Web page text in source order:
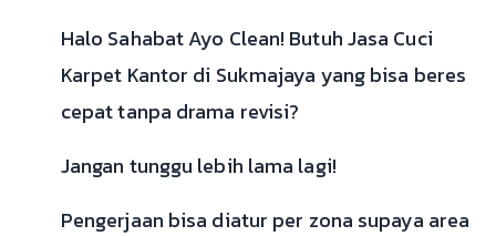
Halo Sahabat Ayo Clean! Butuh Jasa Cuci
Karpet Kantor di Sukmajaya yang bisa beres
cepat tanpa drama revisi?
Jangan tunggu lebih lama lagi!
Pengerjaan bisa diatur per zona supaya area